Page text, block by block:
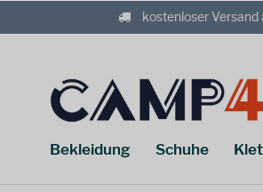
kostenloser Versand
Bekleidung Schuhe